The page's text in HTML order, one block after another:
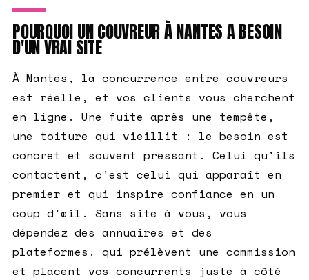
POURQUOI UN COUVREUR À NANTES A BESOIN
D'UN VRAI SITE
À Nantes, la concurrence entre couvreurs
est réelle, et vos clients vous cherchent
en ligne. Une fuite après une tempête,
une toiture qui vieillit : le besoin est
concret et souvent pressant. Celui qu'ils
contactent, c'est celui qui apparaît en
premier et qui inspire confiance en un
coup d'œil. Sans site à vous, vous
dépendez des annuaires et des
plateformes, qui prélèvent une commission
et placent vos concurrents juste à côté